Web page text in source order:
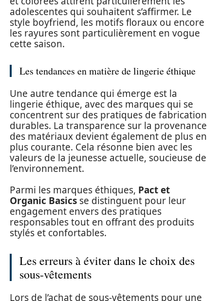
adolescentes qui souhaitent s’affirmer. Le
style boyfriend, les motifs floraux ou encore
les rayures sont particulièrement en vogue
cette saison.
Les tendances en matière de lingerie éthique
Une autre tendance qui émerge est la
lingerie éthique, avec des marques qui se
concentrent sur des pratiques de fabrication
durables. La transparence sur la provenance
des matériaux devient également de plus en
plus courante. Cela résonne bien avec les
valeurs de la jeunesse actuelle, soucieuse de
l’environnement.
Parmi les marques éthiques, Pact et
Organic Basics se distinguent pour leur
engagement envers des pratiques
responsables tout en offrant des produits
stylés et confortables.
Les erreurs à éviter dans le choix des
sous-vêtements
Lors de l’achat de sous-vêtements pour une